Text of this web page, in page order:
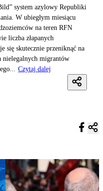
system azylowy Republiki
W ubiegłym miesiącu
na teren RFN
liczba złapanych
się skutecznie przeniknąć na
nielegalnych migrantów
Czytaj dalej